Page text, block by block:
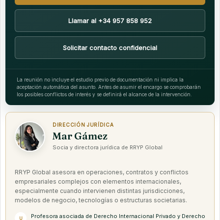
Llamar al +34 957 858 952
Solicitar contacto confidencial
La reunión no incluye el estudio previo de documentación ni implica la
aceptación automática del asunto. Antes de asumir el encargo se comprobarán
los posibles conflictos de interés y se definirá el alcance de la intervención.
DIRECCIÓN JURÍDICA
Mar Gámez
Socia y directora jurídica de RRYP Global
RRYP Global asesora en operaciones, contratos y conflictos
empresariales complejos con elementos internacionales,
especialmente cuando intervienen distintas jurisdicciones,
modelos de negocio, tecnologías o estructuras societarias.
U Profesora asociada de Derecho Internacional Privado y Derecho